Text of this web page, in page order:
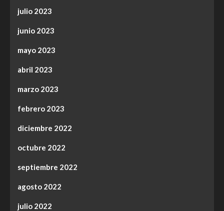
julio 2023
junio 2023
mayo 2023
abril 2023
marzo 2023
febrero 2023
diciembre 2022
octubre 2022
septiembre 2022
agosto 2022
julio 2022